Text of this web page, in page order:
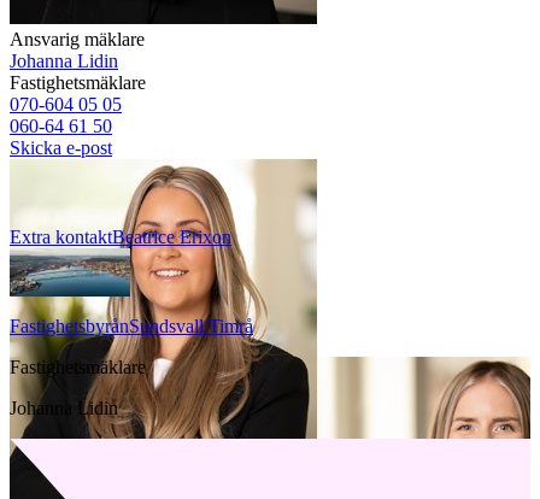
Ansvarig mäklare
Johanna Lidin
Fastighetsmäklare
070-604 05 05
060-64 61 50
Skicka e-post
Extra kontaktBeatrice Erixon
FastighetsbyrånSundsvall/Timrå
Fastighetsmäklare
Johanna Lidin